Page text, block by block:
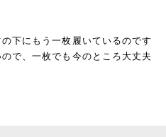
下にもう一枚履いているのです
で、一枚でも今のところ大丈夫